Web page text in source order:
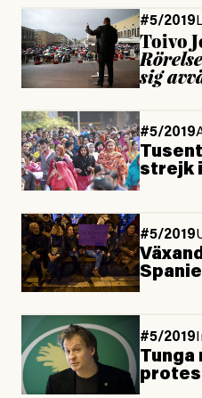
#5/2019
Toivo
sig
#5/2019
strejk
#5/2019
#5/2019
Tunga